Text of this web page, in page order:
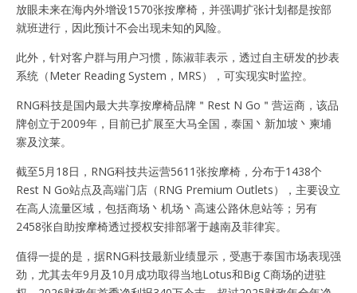
放眼未来在海内外增设1570张按摩椅，并强调扩张计划都是按部
就班进行，因此预计不会出现未知的风险。
此外，针对客户群与用户习惯，陈淑菲表示，透过自主研发的抄表
系统（Meter Reading System，MRS），可实现实时监控。
RNG科技是国内最大共享按摩椅品牌＂Rest N Go＂营运商，该品
牌创立于2009年，目前已扩展至大马全国，泰国丶新加坡丶柬埔
寨及汶莱。
截至5月18日，RNG科技共运营5611张按摩椅，分布于1438个
Rest N Go站点及高端门店（RNG Premium Outlets），主要设立
在高人流量区域，包括商场丶机场丶高速公路休息站等；另有
2458张自助按摩椅透过授权安排部署于越南及菲律宾。
值得一提的是，据RNG科技最新业绩显示，受惠于泰国市场表现强
劲，尤其去年9月及10月成功取得当地Lotus和Big C商场的进驻